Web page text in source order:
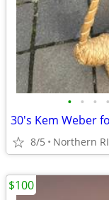
• • • •
8/5 Northern RI
$100